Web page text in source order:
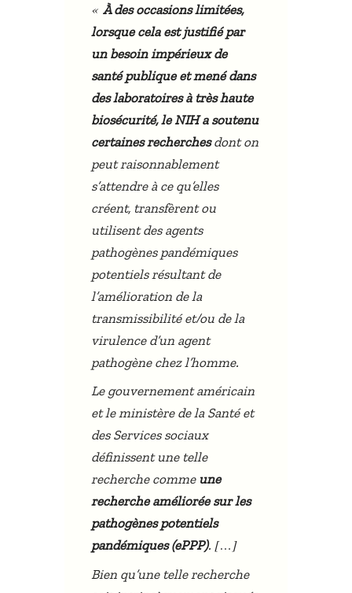
«À des occasions limitées,
lorsque cela est justifié par
un besoin impérieux de
santé publique et mené dans
des laboratoires à très haute
biosécurité, le NIH a soutenu
certaines recherchesdont on
peut raisonnablement
s’attendre à ce qu’elles
créent, transfèrent ou
utilisent des agents
pathogènes pandémiques
potentiels résultant de
l’amélioration de la
transmissibilité et/ou de la
virulence d’un agent
pathogène chez l’homme.
Le gouvernement américain
et le ministère de la Santé et
des Services sociaux
définissent une telle
recherche comme une
recherche améliorée sur les
pathogènes potentiels
pandémiques (ePPP). […]
Bien qu’une telle recherche